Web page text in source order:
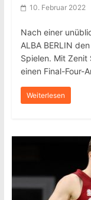
10. Februar 2022
Nach einer
ALBA BERLIN
Spielen. Mit
einen Final-Four-
Weiterlesen